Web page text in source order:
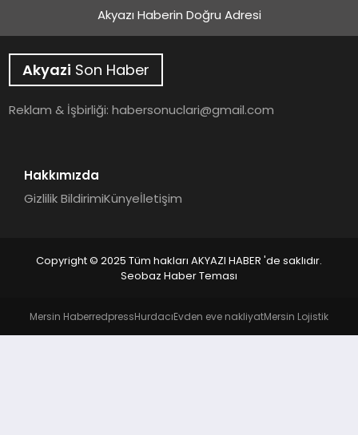
YAŞAM
Akyazı Haberin Doğru Adresi
Akyazi Son Haber
Reklam & İşbirliği:habersonuclari@gmail.com
Hakkımızda
Gizlilik BildirimiKünyeİletişim
Copyright © 2025 Tüm hakları AKYAZI HABER 'de saklıdır.
Seobaz Haber Teması
Mersin HaberredpressHurdacıEvden eve nakliyatMersin Lojistik